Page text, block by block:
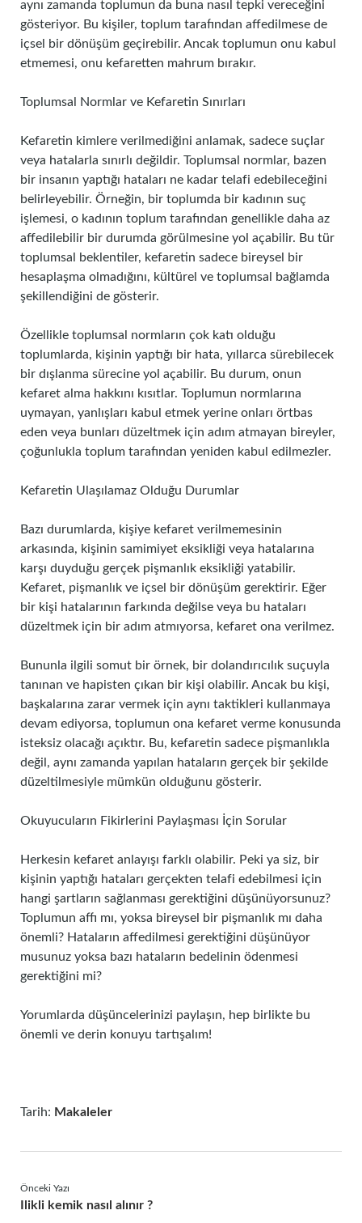
aynı zamanda toplumun da buna nasıl tepki vereceğini
gösteriyor. Bu kişiler, toplum tarafından affedilmese de
içsel bir dönüşüm geçirebilir. Ancak toplumun onu kabul
etmemesi, onu kefaretten mahrum bırakır.
Toplumsal Normlar ve Kefaretin Sınırları
Kefaretin kimlere verilmediğini anlamak, sadece suçlar
veya hatalarla sınırlı değildir. Toplumsal normlar, bazen
bir insanın yaptığı hataları ne kadar telafi edebileceğini
belirleyebilir. Örneğin, bir toplumda bir kadının suç
işlemesi, o kadının toplum tarafından genellikle daha az
affedilebilir bir durumda görülmesine yol açabilir. Bu tür
toplumsal beklentiler, kefaretin sadece bireysel bir
hesaplaşma olmadığını, kültürel ve toplumsal bağlamda
şekillendiğini de gösterir.
Özellikle toplumsal normların çok katı olduğu
toplumlarda, kişinin yaptığı bir hata, yıllarca sürebilecek
bir dışlanma sürecine yol açabilir. Bu durum, onun
kefaret alma hakkını kısıtlar. Toplumun normlarına
uymayan, yanlışları kabul etmek yerine onları örtbas
eden veya bunları düzeltmek için adım atmayan bireyler,
çoğunlukla toplum tarafından yeniden kabul edilmezler.
Kefaretin Ulaşılamaz Olduğu Durumlar
Bazı durumlarda, kişiye kefaret verilmemesinin
arkasında, kişinin samimiyet eksikliği veya hatalarına
karşı duyduğu gerçek pişmanlık eksikliği yatabilir.
Kefaret, pişmanlık ve içsel bir dönüşüm gerektirir. Eğer
bir kişi hatalarının farkında değilse veya bu hataları
düzeltmek için bir adım atmıyorsa, kefaret ona verilmez.
Bununla ilgili somut bir örnek, bir dolandırıcılık suçuyla
tanınan ve hapisten çıkan bir kişi olabilir. Ancak bu kişi,
başkalarına zarar vermek için aynı taktikleri kullanmaya
devam ediyorsa, toplumun ona kefaret verme konusunda
isteksiz olacağı açıktır. Bu, kefaretin sadece pişmanlıkla
değil, aynı zamanda yapılan hataların gerçek bir şekilde
düzeltilmesiyle mümkün olduğunu gösterir.
Okuyucuların Fikirlerini Paylaşması İçin Sorular
Herkesin kefaret anlayışı farklı olabilir. Peki ya siz, bir
kişinin yaptığı hataları gerçekten telafi edebilmesi için
hangi şartların sağlanması gerektiğini düşünüyorsunuz?
Toplumun affı mı, yoksa bireysel bir pişmanlık mı daha
önemli? Hataların affedilmesi gerektiğini düşünüyor
musunuz yoksa bazı hataların bedelinin ödenmesi
gerektiğini mi?
Yorumlarda düşüncelerinizi paylaşın, hep birlikte bu
önemli ve derin konuyu tartışalım!
Tarih: Makaleler
Önceki Yazı
Ilikli kemik nasıl alınır ?